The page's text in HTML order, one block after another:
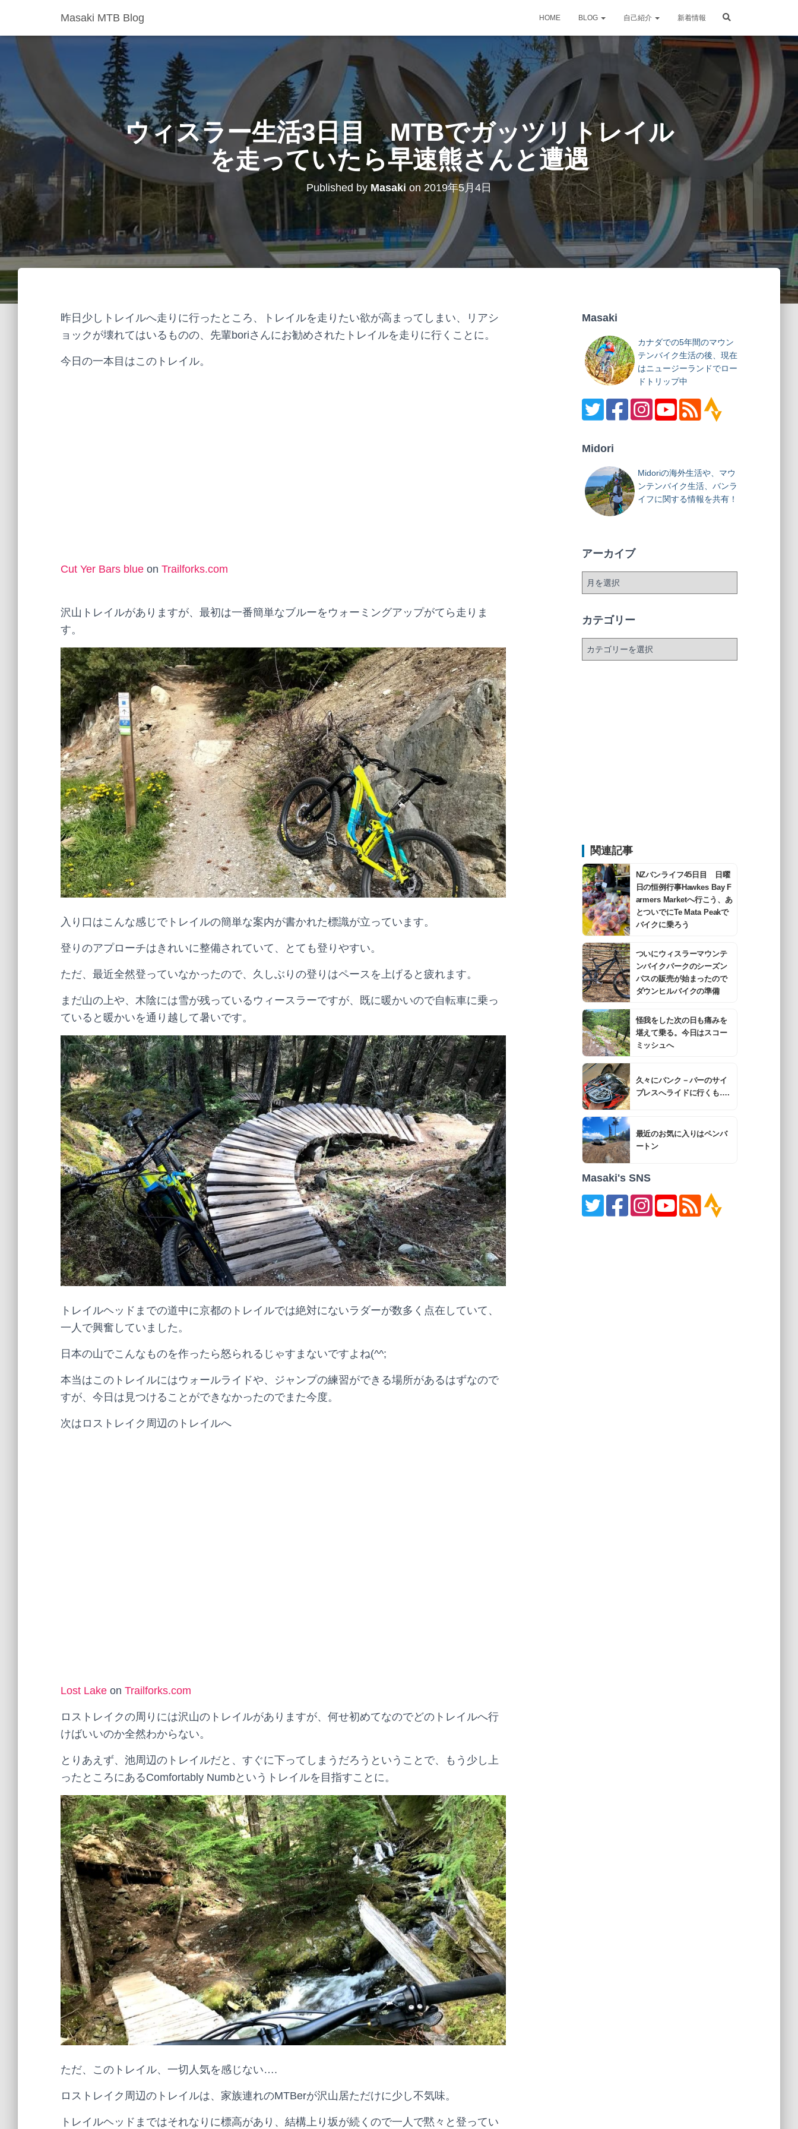
Masaki MTB Blog HOME BLOG 自己紹介 新着情報
ウィスラー生活3日目 MTBでガッツリトレイル
を走っていたら早速熊さんと遭遇
Published by Masakion 2019年5月4日
昨日少しトレイルへ走りに行ったところ、トレイルを走りたい欲が高まってしまい、リアシ
ョックが壊れてはいるものの、先輩boriさんにお勧めされたトレイルを走りに行くことに。
今日の一本目はこのトレイル。
Cut Yer Bars blue on Trailforks.com
沢山トレイルがありますが、最初は一番簡単なブルーをウォーミングアップがてら走りま
す。
入り口はこんな感じでトレイルの簡単な案内が書かれた標識が立っています。
登りのアプローチはきれいに整備されていて、とても登りやすい。
ただ、最近全然登っていなかったので、久しぶりの登りはペースを上げると疲れます。
まだ山の上や、木陰には雪が残っているウィースラーですが、既に暖かいので自転車に乗っ
ていると暖かいを通り越して暑いです。
トレイルヘッドまでの道中に京都のトレイルでは絶対にないラダーが数多く点在していて、
一人で興奮していました。
日本の山でこんなものを作ったら怒られるじゃすまないですよね(^^;
本当はこのトレイルにはウォールライドや、ジャンプの練習ができる場所があるはずなので
すが、今日は見つけることができなかったのでまた今度。
次はロストレイク周辺のトレイルへ
Lost Lake on Trailforks.com
ロストレイクの周りには沢山のトレイルがありますが、何せ初めてなのでどのトレイルへ行
けばいいのか全然わからない。
とりあえず、池周辺のトレイルだと、すぐに下ってしまうだろうということで、もう少し上
ったところにあるComfortably Numbというトレイルを目指すことに。
ただ、このトレイル、一切人気を感じない….
ロストレイク周辺のトレイルは、家族連れのMTBerが沢山居ただけに少し不気味。
トレイルヘッドまではそれなりに標高があり、結構上り坂が続くので一人で黙々と登ってい
Masaki
カナダでの5年間のマウン
テンバイク生活の後、現在
はニュージーランドでロー
ドトリップ中
Midori
Midoriの海外生活や、マウ
ンテンバイク生活、バンラ
イフに関する情報を共有！
アーカイブ
ア
イ
カテゴリー
関連記事
NZバンライフ45日目 日曜
日の恒例行事Hawkes Bay F
armers Marketへ行こう、あ
とついでにTe Mata Peakで
バイクに乗ろう
ついにウィスラーマウンテ
ンバイクパークのシーズン
パスの販売が始まったので
ダウンヒルバイクの準備
怪我をした次の日も痛みを
堪えて乗る。今日はスコー
ミッシュへ
久々にバンク－バーのサイ
プレスへライドに行くも….
最近のお気に入りはペンバ
ートン
Masaki's SNS